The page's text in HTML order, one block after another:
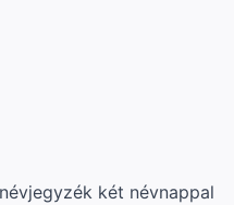
két névnappal